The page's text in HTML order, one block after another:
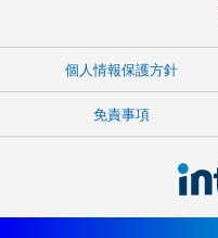
個人情報保護方針
免責事項